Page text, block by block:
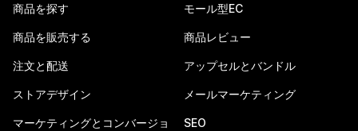
商品を探す
商品を販売する
注文と配送
ストアデザイン
マーケティングとコンバージョ
モール型EC
商品レビュー
アップセルとバンドル
メールマーケティング
SEO